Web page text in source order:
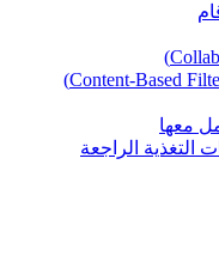
معها
التغذية الراجعة